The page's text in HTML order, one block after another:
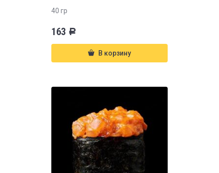
40 гр
163 Р
В корзину